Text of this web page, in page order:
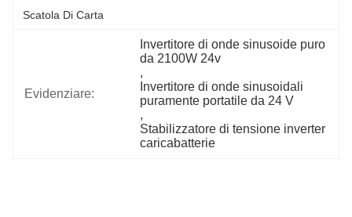
Scatola Di Carta
Evidenziare:
Invertitore di onde sinusoide puro
da 2100W 24v
,
Invertitore di onde sinusoidali
puramente portatile da 24 V
,
Stabilizzatore di tensione inverter
caricabatterie